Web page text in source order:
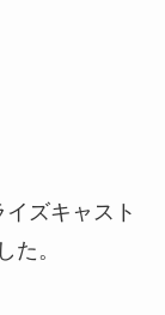
ズキャスト
た。